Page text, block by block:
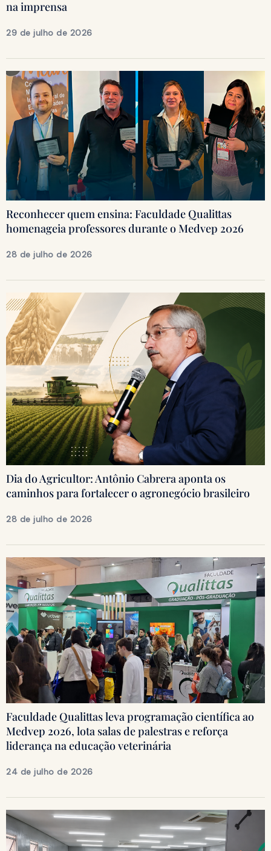
na imprensa
29 de julho de 2026
Reconhecer quem ensina: Faculdade Qualittas
homenageia professores durante o Medvep 2026
28 de julho de 2026
Dia do Agricultor: Antônio Cabrera aponta os
caminhos para fortalecer o agronegócio brasileiro
28 de julho de 2026
Faculdade Qualittas leva programação científica ao
Medvep 2026, lota salas de palestras e reforça
liderança na educação veterinária
24 de julho de 2026